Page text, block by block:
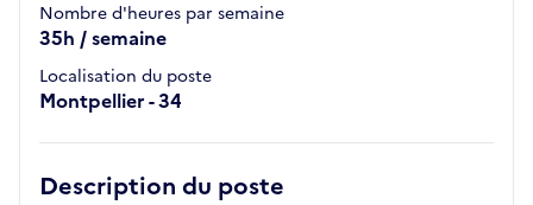
Nombre d'heures par semaine
35h / semaine
Localisation du poste
Montpellier - 34
Description du poste